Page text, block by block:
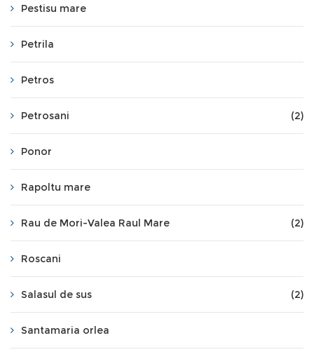
Pestisu mare
Petrila
Petros
Petrosani (2)
Ponor
Rapoltu mare
Rau de Mori-Valea Raul Mare (2)
Roscani
Salasul de sus (2)
Santamaria orlea